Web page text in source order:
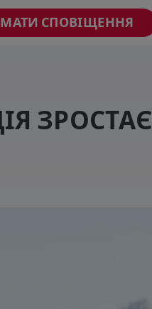
СПОВІЩЕННЯ
ЗРОСТАЄ